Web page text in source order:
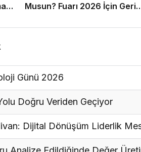
Musun? Fuarı 2026 İçin Geri
Günü 2026
Doğru Veriden Geçiyor
Dijital Dönüşüm Liderlik